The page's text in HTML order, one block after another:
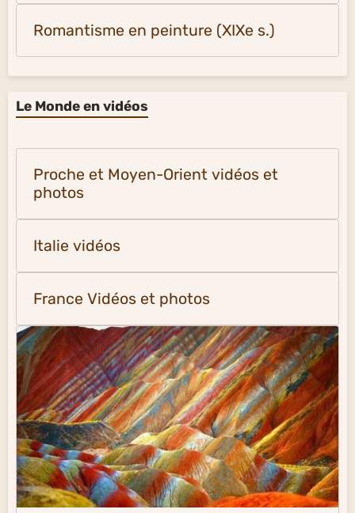
Romantisme en peinture (XIXe s.)
Le Monde en vidéos
Proche et Moyen-Orient vidéos et
photos
Italie vidéos
France Vidéos et photos